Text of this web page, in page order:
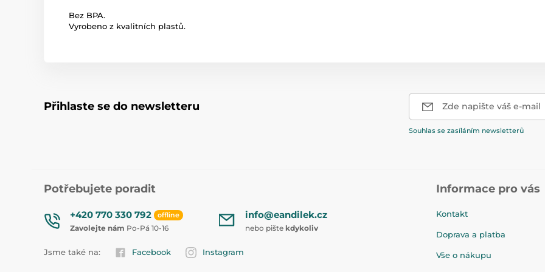
Bez BPA.
Vyrobeno z kvalitních plastů.
Přihlaste se do newsletteru Zde napište váš e-mail
Souhlas se zasíláním newsletterů
Potřebujete poradit
+420 770 330 792 offline
Zavolejte nám Po-Pá 10-16
info@eandilek.cz
nebo pište kdykoliv
Jsme také na: Facebook Instagram
Informace pro vás
Kontakt
Doprava a platba
Vše o nákupu